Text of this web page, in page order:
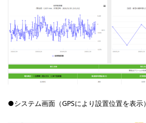
●システム画面（GPSにより設置位置を表示）